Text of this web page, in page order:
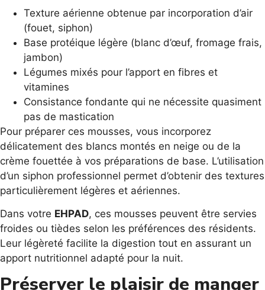
Texture aérienne obtenue par incorporation d’air
(fouet, siphon)
Base protéique légère (blanc d’œuf, fromage frais,
jambon)
Légumes mixés pour l’apport en fibres et
vitamines
Consistance fondante qui ne nécessite quasiment
pas de mastication
Pour préparer ces mousses, vous incorporez
délicatement des blancs montés en neige ou de la
crème fouettée à vos préparations de base. L’utilisation
d’un siphon professionnel permet d’obtenir des textures
particulièrement légères et aériennes.
Dans votre EHPAD, ces mousses peuvent être servies
froides ou tièdes selon les préférences des résidents.
Leur légèreté facilite la digestion tout en assurant un
apport nutritionnel adapté pour la nuit.
Préserver le plaisir de manger